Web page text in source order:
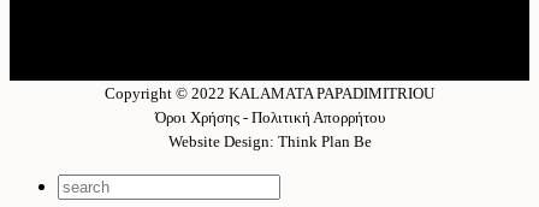
Copyright © 2022 KALAMATA PAPADIMITRIOU
Όροι Χρήσης - Πολιτική Απορρήτου
Website Design: Think Plan Be